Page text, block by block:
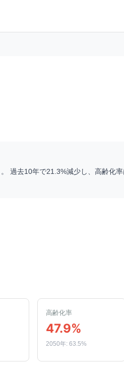
過去10年で21.3%減少し、高齢化
高齢化率
47.9%
2050年: 63.5%